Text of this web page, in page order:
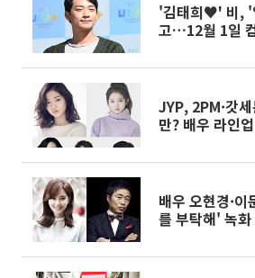
'김태희♥' 비, '
고…12월 1일
JYP, 2PM·갓
만? 배우 라인
배우 오현경·
를 부탁해' 녹화